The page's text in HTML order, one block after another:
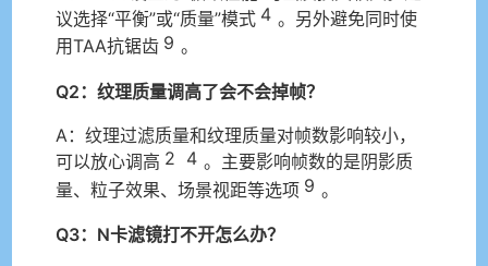
议选择“平衡”或“质量”模式 4 。另外避免同时使
用TAA抗锯齿 9 。
Q2：纹理质量调高了会不会掉帧？
A：纹理过滤质量和纹理质量对帧数影响较小，
可以放心调高 2 4 。主要影响帧数的是阴影质
量、粒子效果、场景视距等选项 9 。
Q3：N卡滤镜打不开怎么办？